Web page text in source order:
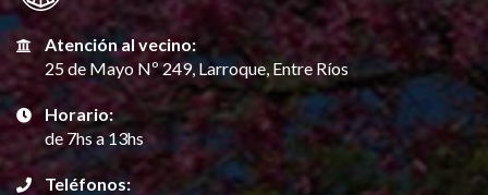
Atención al vecino:
25 de Mayo Nº 249, Larroque, Entre Ríos
Horario:
de 7hs a 13hs
Teléfonos: